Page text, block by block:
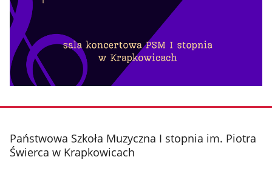
stopka
Państwowa Szkoła Muzyczna I stopnia im. Piotra
Świerca w Krapkowicach